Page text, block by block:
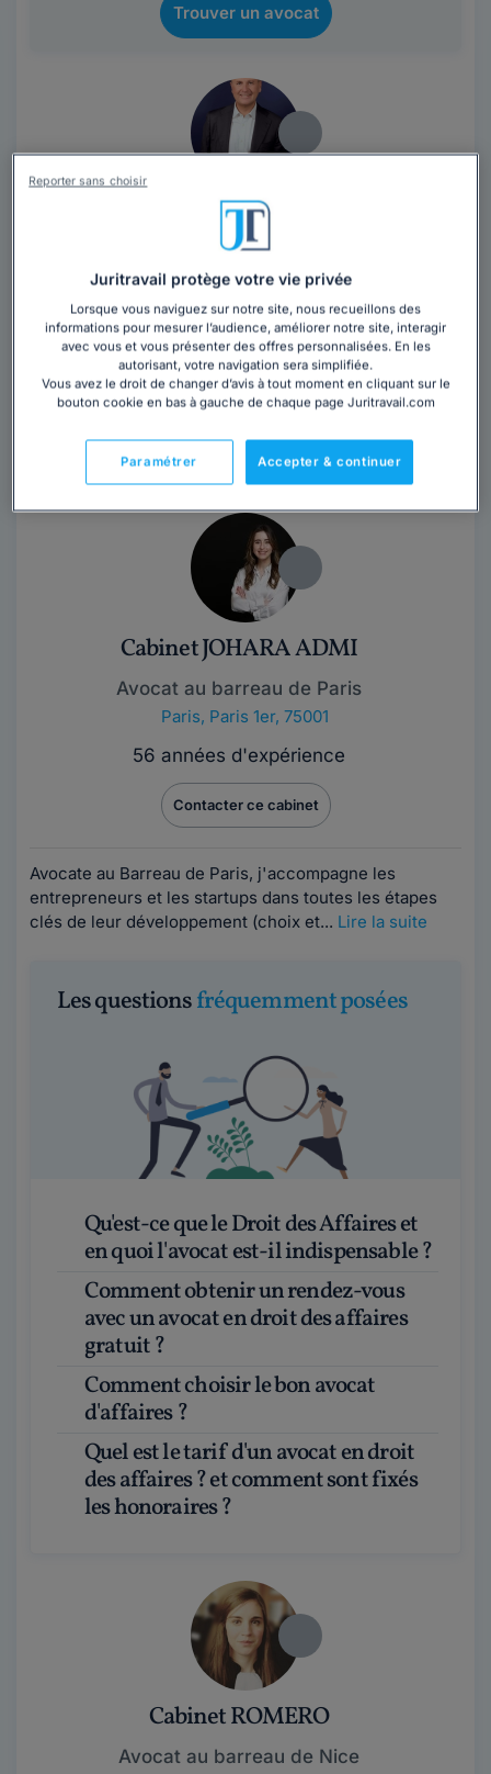
Trouver un avocat
Maître Guillaume PIERRE
Avocat au barreau de Paris
Paris,Paris 16ème, 75016
Contacter cet avocat
Pourquoi prendre un avocat ?Il existe assurément
complexité du droit, les évolutions...Lire la suite
Cabinet JOHARA ADMI
Avocat au barreau de Paris
Paris, Paris 1er, 75001
56 années d'expérience
Contacter ce cabinet
Avocate au Barreau de Paris, j'accompagne les
entrepreneurs et les startups dans toutes les étapes
clés de leur développement (choix et... Lire la suite
Les questionsfréquemment posées
Qu'est-ce que le Droit des Affaires et
en quoi l'avocat est-il indispensable ?
Comment obtenir un rendez-vous
avec un avocat en droit des affaires
gratuit ?
Comment choisir le bon avocat
d'affaires ?
Quel est le tarif d'un avocat en droit
des affaires ? et comment sont fixés
les honoraires ?
Cabinet ROMERO
Avocat au barreau de Nice
Juritravail protège votre vie privée
Lorsque vous naviguez sur notre site, nous recueillons des
informations pour mesurer l’audience, améliorer notre site, interagir
avec vous et vous présenter des offres personnalisées. En les
autorisant, votre navigation sera simplifiée.
Vous avez le droit de changer d’avis à tout moment en cliquant sur le
bouton cookie en bas à gauche de chaque page Juritravail.com
Accepter & continuer
Paramétrer
Reporter sans choisir